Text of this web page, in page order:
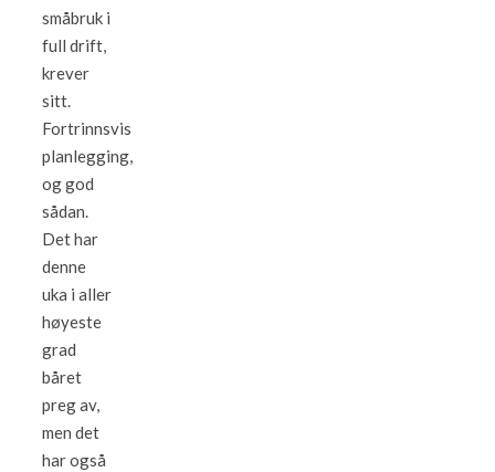
småbruk i
full drift,
krever
sitt.
Fortrinnsvis
planlegging,
og god
sådan.
Det har
denne
uka i aller
høyeste
grad
båret
preg av,
men det
har også